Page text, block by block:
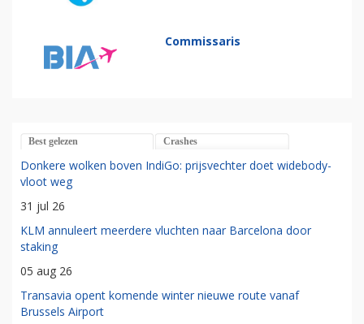
Commissaris
Best gelezen Crashes
Donkere wolken boven IndiGo: prijsvechter doet widebody-
vloot weg
31 jul 26
KLM annuleert meerdere vluchten naar Barcelona door
staking
05 aug 26
Transavia opent komende winter nieuwe route vanaf
Brussels Airport